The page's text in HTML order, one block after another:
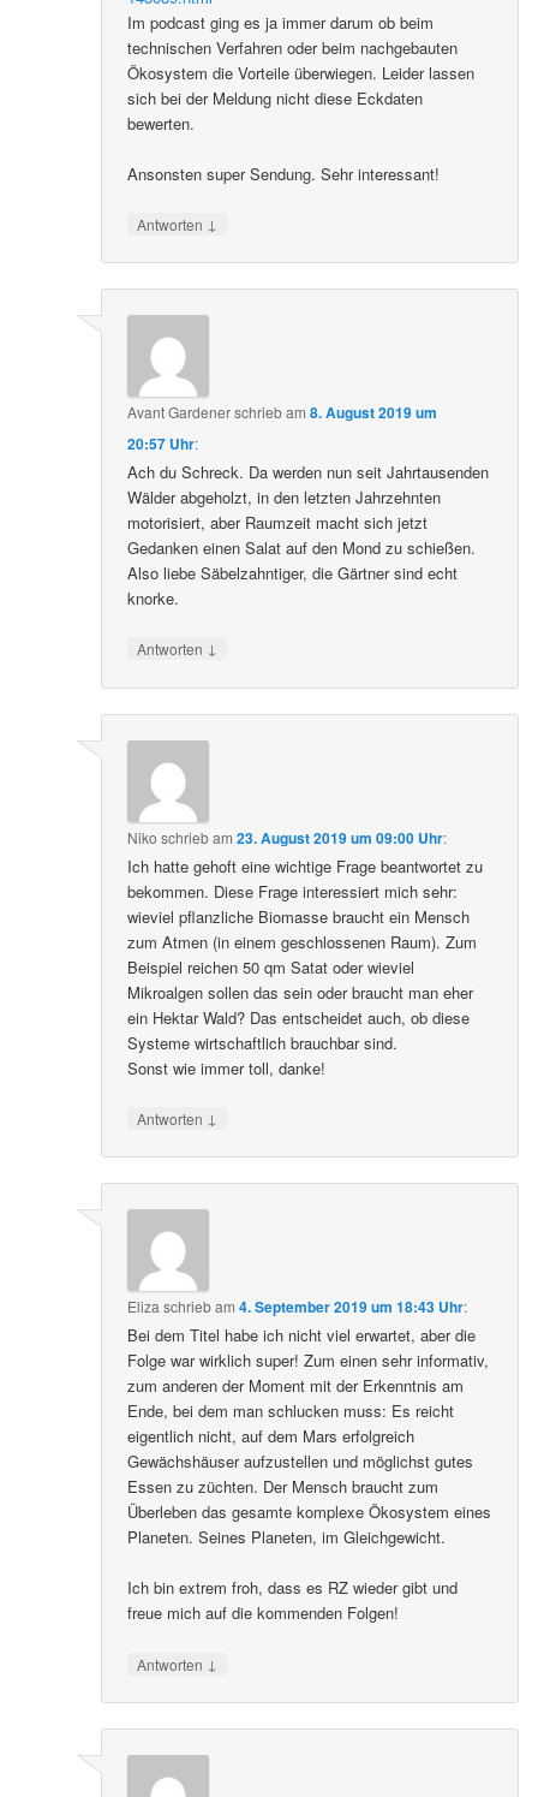
Im podcast ging es ja immer darum ob beim
technischen Verfahren oder beim nachgebauten
Ökosystem die Vorteile überwiegen. Leider lassen
sich bei der Meldung nicht diese Eckdaten
bewerten.
Ansonsten super Sendung. Sehr interessant!
Antworten ↓
Avant Gardenerschriebam8. August 2019 um
20:57 Uhr:
Ach du Schreck. Da werden nun seit Jahrtausenden
Wälder abgeholzt, in den letzten Jahrzehnten
motorisiert, aber Raumzeit macht sich jetzt
Gedanken einen Salat auf den Mond zu schießen.
Also liebe Säbelzahntiger, die Gärtner sind echt
knorke.
Antworten ↓
Niko schriebam23. August 2019 um 09:00 Uhr:
Ich hatte gehoft eine wichtige Frage beantwortet zu
bekommen. Diese Frage interessiert mich sehr:
wieviel pflanzliche Biomasse braucht ein Mensch
zum Atmen (in einem geschlossenen Raum). Zum
Beispiel reichen 50 qm Satat oder wieviel
Mikroalgen sollen das sein oder braucht man eher
ein Hektar Wald? Das entscheidet auch, ob diese
Systeme wirtschaftlich brauchbar sind.
Sonst wie immer toll, danke!
Antworten ↓
Eliza schriebam4. September 2019 um 18:43 Uhr:
Bei dem Titel habe ich nicht viel erwartet, aber die
Folge war wirklich super! Zum einen sehr informativ,
zum anderen der Moment mit der Erkenntnis am
Ende, bei dem man schlucken muss: Es reicht
eigentlich nicht, auf dem Mars erfolgreich
Gewächshäuser aufzustellen und möglichst gutes
Essen zu züchten. Der Mensch braucht zum
Überleben das gesamte komplexe Ökosystem eines
Planeten. Seines Planeten, im Gleichgewicht.
Ich bin extrem froh, dass es RZ wieder gibt und
freue mich auf die kommenden Folgen!
Antworten ↓